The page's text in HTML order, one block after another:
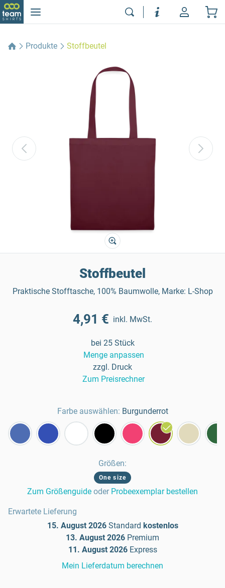
Produkte Stoffbeutel
Stoffbeutel
Praktische Stofftasche, 100% Baumwolle, Marke: L-Shop
4,91 € inkl. MwSt.
bei 25 Stück
Menge anpassen
zzgl. Druck
Zum Preisrechner
Farbe auswählen: Burgunderrot
Größen:
One size
Zum Größenguide oder Probeexemplar bestellen
Erwartete Lieferung
15. August 2026 Standard kostenlos
13. August 2026 Premium
11. August 2026 Express
Mein Lieferdatum berechnen